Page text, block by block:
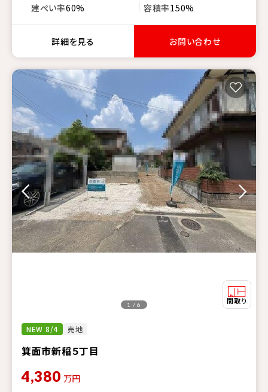
建ぺい率60% 容積率150%
詳細を見る お問い合わせ
NEW 8/4 売地
箕面市新稲５丁目
1 / 6
4,380 万円